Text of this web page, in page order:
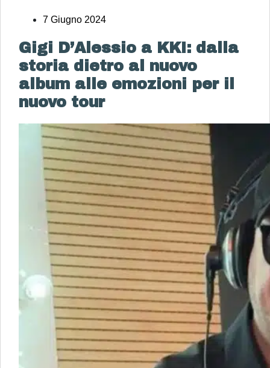
7 Giugno 2024
Gigi D’Alessio a KKI: dalla
storia dietro al nuovo
album alle emozioni per il
nuovo tour